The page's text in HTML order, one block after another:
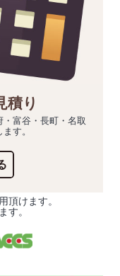
積り
富谷・長町・名取
す。
頂けます。
す。